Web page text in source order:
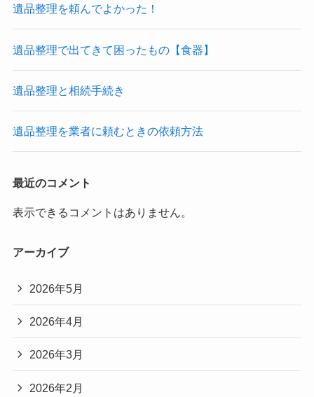
遺品整理を頼んでよかった！
遺品整理で出てきて困ったもの【食器】
遺品整理と相続手続き
遺品整理を業者に頼むときの依頼方法
最近のコメント
表示できるコメントはありません。
アーカイブ
2026年5月
2026年4月
2026年3月
2026年2月